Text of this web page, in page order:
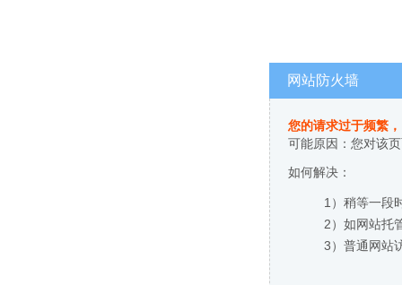
网站防火墙
您的请求过于频繁
可能原因：您对该
如何解决：
1）稍等一段
2）如网站托
3）普通网站